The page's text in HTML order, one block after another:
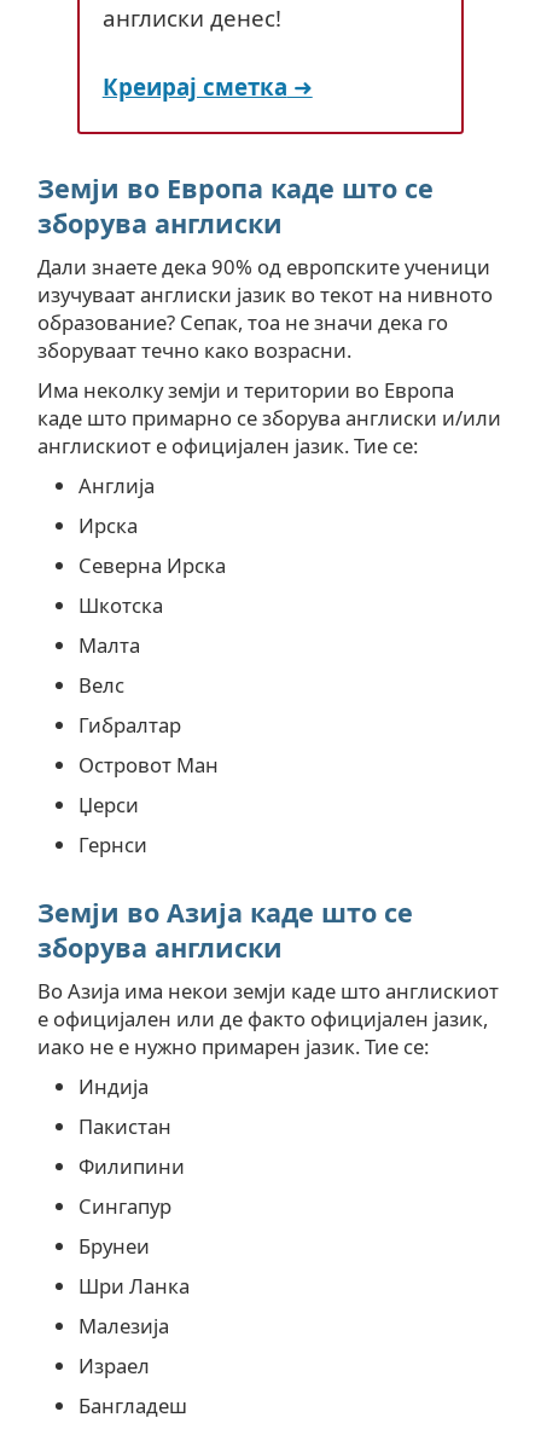
англиски денес!
Креирај сметка
Земји во Европа каде што се
зборува англиски
Дали знаете дека 90% од европските ученици
изучуваат англиски јазик во текот на нивното
образование? Сепак, тоа не значи дека го
зборуваат течно како возрасни.
Има неколку земји и територии во Европа
каде што примарно се зборува англиски и/или
англискиот е официјален јазик. Тие се:
Англија
Ирска
Северна Ирска
Шкотска
Малта
Велс
Гибралтар
Островот Ман
Џерси
Гернси
Земји во Азија каде што се
зборува англиски
Во Азија има некои земји каде што англискиот
е официјален или де факто официјален јазик,
иако не е нужно примарен јазик. Тие се:
Индија
Пакистан
Филипини
Сингапур
Брунеи
Шри Ланка
Малезија
Израел
Бангладеш